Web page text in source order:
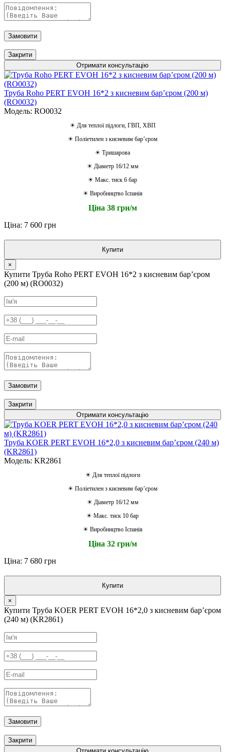
Замовити
Закрити
Отримати консультацію
Труба Roho PERT EVOH 16*2 з кисневим барʼєром (200 м)
(RO0032)
Модель: RO0032
☀ Для теплої підлоги, ГВП, ХВП
☀ Поліетилен з кисневим барʼєром
☀ Тришарова
☀ Діаметр 16/12 мм
☀ Макс. тиск 6 бар
☀ Виробництво Іспанія
Ціна 38 грн/м
Ціна: 7 600 грн
Купити
×
Купити Труба Roho PERT EVOH 16*2 з кисневим барʼєром
(200 м) (RO0032)
Замовити
Закрити
Отримати консультацію
Труба KOER PERT EVOH 16*2,0 з кисневим барʼєром (240 м)
(KR2861)
Модель: KR2861
☀ Для теплої підлоги
☀ Поліетилен з кисневим барʼєром
☀ Діаметр 16/12 мм
☀ Макс. тиск 10 бар
☀ Виробництво Іспанія
Ціна 32 грн/м
Ціна: 7 680 грн
Купити
×
Купити Труба KOER PERT EVOH 16*2,0 з кисневим барʼєром
(240 м) (KR2861)
Замовити
Закрити